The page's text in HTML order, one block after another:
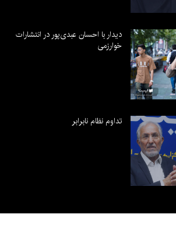
دیدار با احسان عبدی‌پور در انتشارات
خوارزمی
تداوم نظام نابرابر